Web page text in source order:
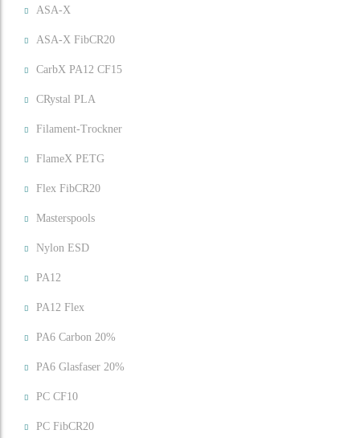
ASA-X
ASA-X FibCR20
CarbX PA12 CF15
CRystal PLA
Filament-Trockner
FlameX PETG
Flex FibCR20
Masterspools
Nylon ESD
PA12
PA12 Flex
PA6 Carbon 20%
PA6 Glasfaser 20%
PC CF10
PC FibCR20